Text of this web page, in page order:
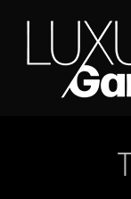
inhoud